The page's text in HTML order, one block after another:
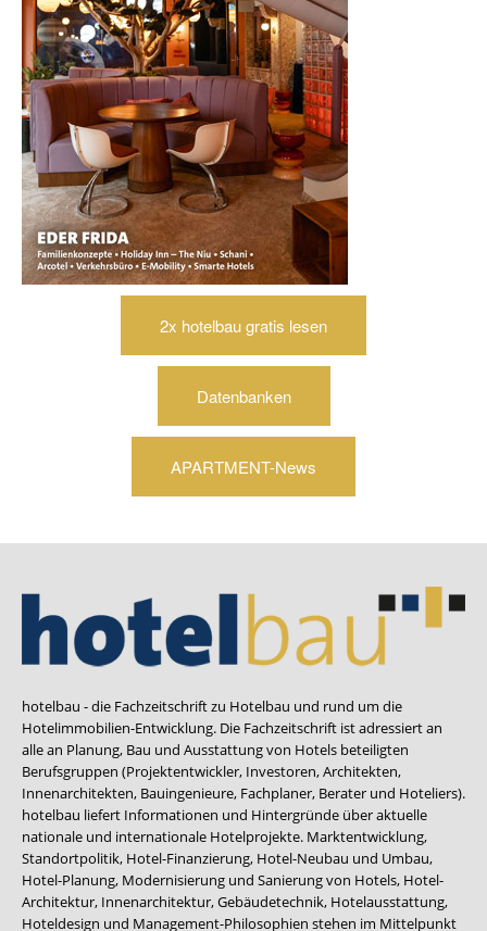
2x hotelbau gratis lesen
Datenbanken
APARTMENT-News
hotelbau - die Fachzeitschrift zu Hotelbau und rund um die
Hotelimmobilien-Entwicklung. Die Fachzeitschrift ist adressiert an
alle an Planung, Bau und Ausstattung von Hotels beteiligten
Berufsgruppen (Projektentwickler, Investoren, Architekten,
Innenarchitekten, Bauingenieure, Fachplaner, Berater und Hoteliers).
hotelbau liefert Informationen und Hintergründe über aktuelle
nationale und internationale Hotelprojekte. Marktentwicklung,
Standortpolitik, Hotel-Finanzierung, Hotel-Neubau und Umbau,
Hotel-Planung, Modernisierung und Sanierung von Hotels, Hotel-
Architektur, Innenarchitektur, Gebäudetechnik, Hotelausstattung,
Hoteldesign und Management-Philosophien stehen im Mittelpunkt